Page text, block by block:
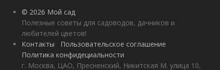
© 2026 Мой сад
Полезные советы для садоводов, дачников и
любителей цветов!
Контакты
Пользовательское соглашение
Политика конфидециальности
г. Москва, ЦАО, Пресненский, Никитская М. улица 10,